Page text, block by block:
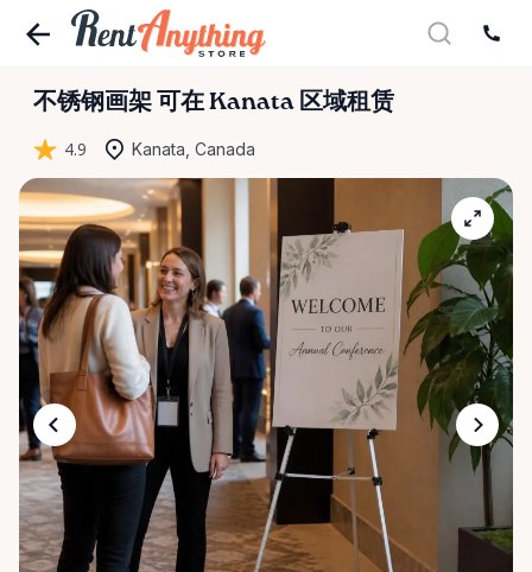
不锈钢画架 可在 Kanata 区域租赁
4.9 Kanata, Canada